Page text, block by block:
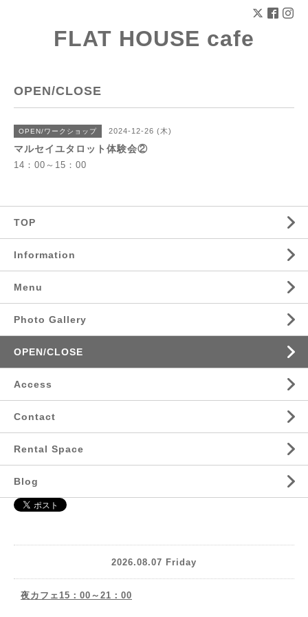
FLAT HOUSE cafe
OPEN/CLOSE
OPEN/ワークショップ 2024-12-26 (木)
マルセイユタロット体験会②
14：00～15：00
TOP
Information
Menu
Photo Gallery
OPEN/CLOSE
Access
Contact
Rental Space
Blog
2026.08.07 Friday
夜カフェ15：00～21：00